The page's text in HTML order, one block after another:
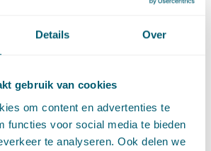
Details Over
gebruik van cookies
om content en advertenties te
functies voor social media te bieden
te analyseren. Ook delen we
worden